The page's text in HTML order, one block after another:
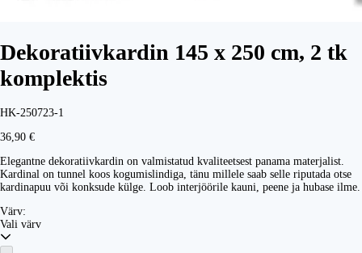
Dekoratiivkardin 145 x 250 cm, 2 tk
komplektis
HK-250723-1
36,90 €
Elegantne dekoratiivkardin on valmistatud kvaliteetsest panama materjalist.
Kardinal on tunnel koos kogumislindiga, tänu millele saab selle riputada otse
kardinapuu või konksude külge. Loob interjöörile kauni, peene ja hubase ilme.
Värv:
Vali värv